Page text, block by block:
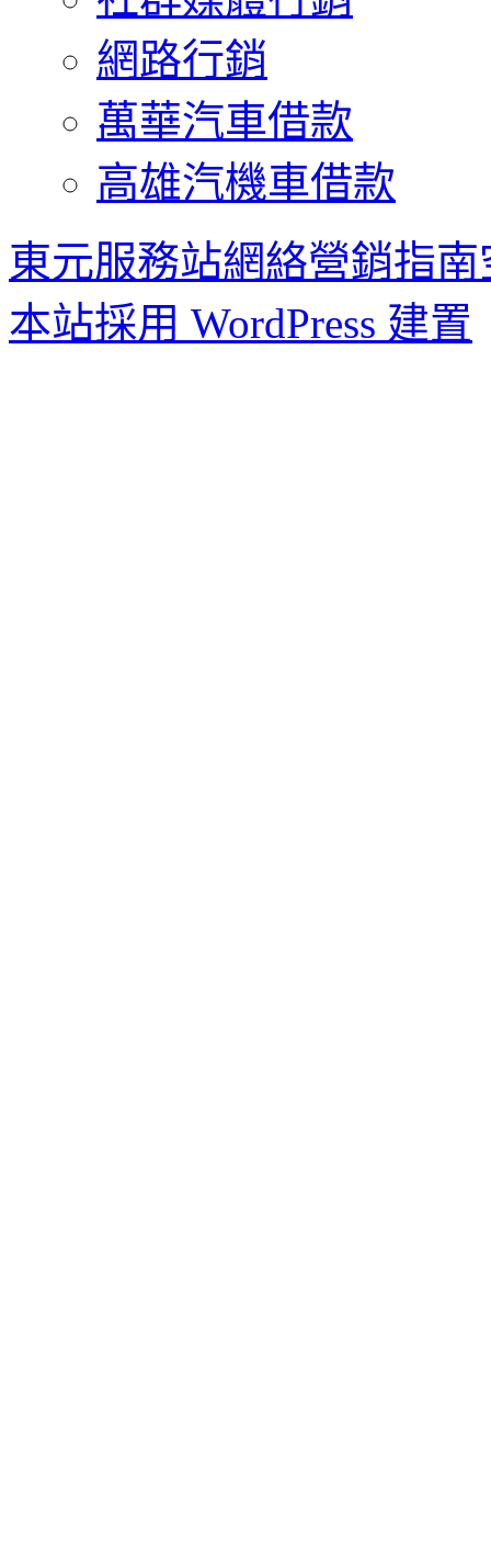
網路行銷
萬華汽車借款
高雄汽機車借款
東元服務站網絡營銷指南
本站採用 WordPress 建置